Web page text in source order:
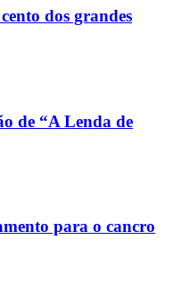
dos grandes
de “A Lenda de
para o cancro